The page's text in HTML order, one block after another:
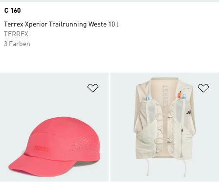
Zur Wunschliste hinzufügen
Price
€ 160
Terrex Xperior Trailrunning Weste 10 l
TERREX
3 Farben